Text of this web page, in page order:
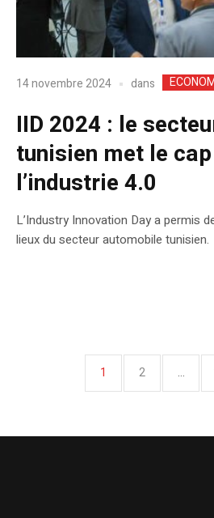
14 novembre 2024 dans
IID 2024 : le
tunisien met le
l’industrie 4.0
L’Industry Innovation Day a permis
lieux du secteur automobile tunisien.
1 2 …